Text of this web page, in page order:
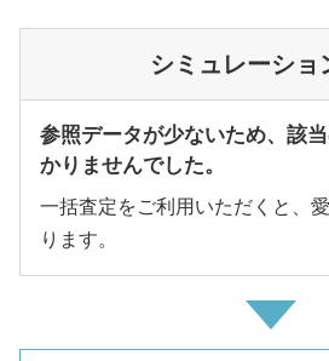
シミュレーショ
参照データが少ないため、該
かりませんでした。
一括査定をご利用いただくと、
ります。